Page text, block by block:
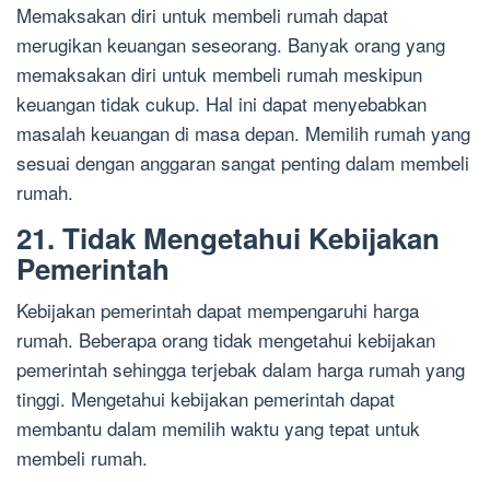
Memaksakan diri untuk membeli rumah dapat
merugikan keuangan seseorang. Banyak orang yang
memaksakan diri untuk membeli rumah meskipun
keuangan tidak cukup. Hal ini dapat menyebabkan
masalah keuangan di masa depan. Memilih rumah yang
sesuai dengan anggaran sangat penting dalam membeli
rumah.
21. Tidak Mengetahui Kebijakan
Pemerintah
Kebijakan pemerintah dapat mempengaruhi harga
rumah. Beberapa orang tidak mengetahui kebijakan
pemerintah sehingga terjebak dalam harga rumah yang
tinggi. Mengetahui kebijakan pemerintah dapat
membantu dalam memilih waktu yang tepat untuk
membeli rumah.